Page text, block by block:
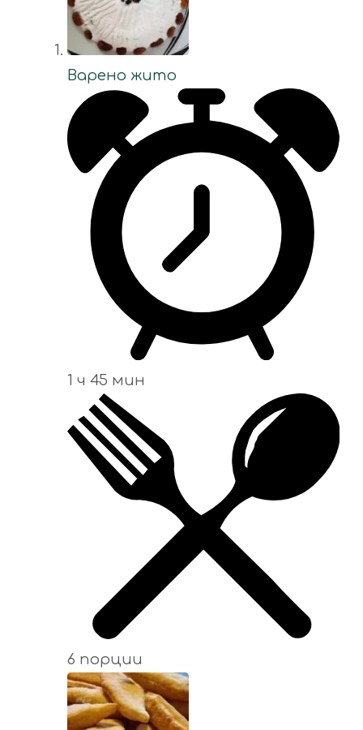
Варено жито
1 ч 45 мин
6 порции